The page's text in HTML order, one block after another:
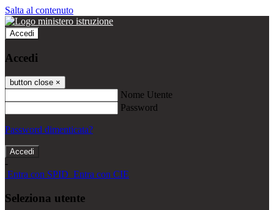
Salta al contenuto
Accedi
Accedi
button close ×
Nome Utente
Password
Password dimenticata?
-
Entra con SPID Entra con CIE
Seleziona utente